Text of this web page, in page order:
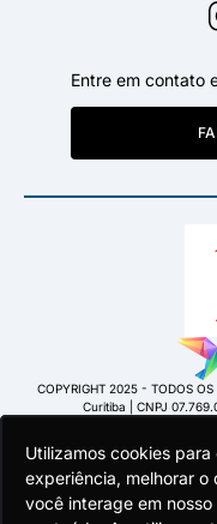
Utilizamos cookies
experiência, melhorar o
você interage em
Utilizamos cookies
experiência, melhorar o
você interage em
Utilizamos cookies
experiência, melhorar o
você interage em
Entre em contato
COPYRIGHT 2025 - TODOS
Curitiba | CNPJ